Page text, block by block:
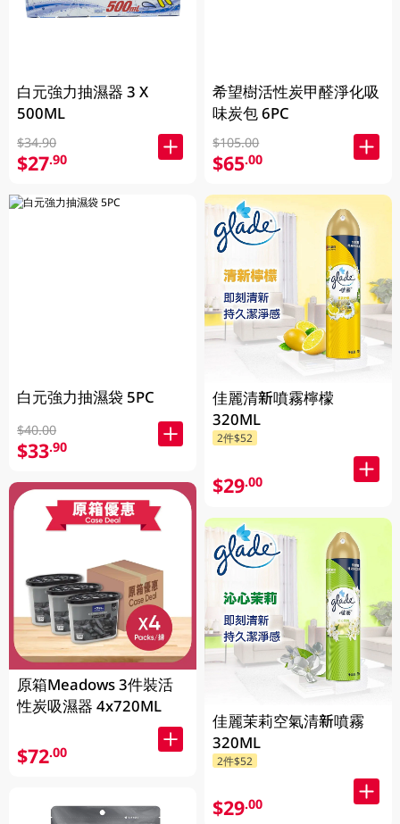
白元強力抽濕器 3 X
500ML
$34.90
$27.90
白元強力抽濕袋 5PC
$40.00
$33.90
原箱Meadows 3件裝活
性炭吸濕器 4x720ML
$72.00
希望樹活性炭甲醛淨化吸
味炭包 6PC
$105.00
$65.00
佳麗清新噴霧檸檬
320ML
2件$52
$29.00
佳麗茉莉空氣清新噴霧
320ML
2件$52
$29.00